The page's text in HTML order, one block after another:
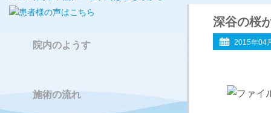
深谷の桜
2015年04
院内のようす
施術の流れ